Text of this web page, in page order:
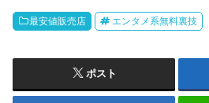
最安値販売店 エンタメ系無料裏技
ポスト